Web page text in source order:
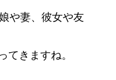
や妻、彼女や友
てきますね。